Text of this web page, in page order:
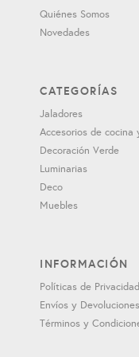
Quiénes Somos
Novedades
CATEGORÍAS
Jaladores
Accesorios de cocina
Decoración Verde
Luminarias
Deco
Muebles
INFORMACIÓN
Políticas de Privacidad
Envíos y Devoluciones
Términos y